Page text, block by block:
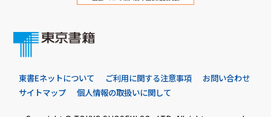
東書Eネットについて ご利用に関する注意事項
お問い合わせ
サイトマップ
個人情報の取扱いに関して